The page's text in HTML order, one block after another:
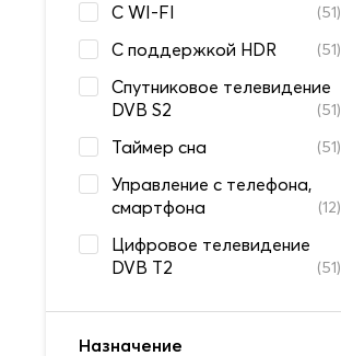
С WI-FI (51)
С поддержкой HDR (51)
Спутниковое телевидение
DVB S2
(51)
Таймер сна (51)
Управление с телефона,
смартфона
(12)
Цифровое телевидение
DVB T2
(51)
Назначение